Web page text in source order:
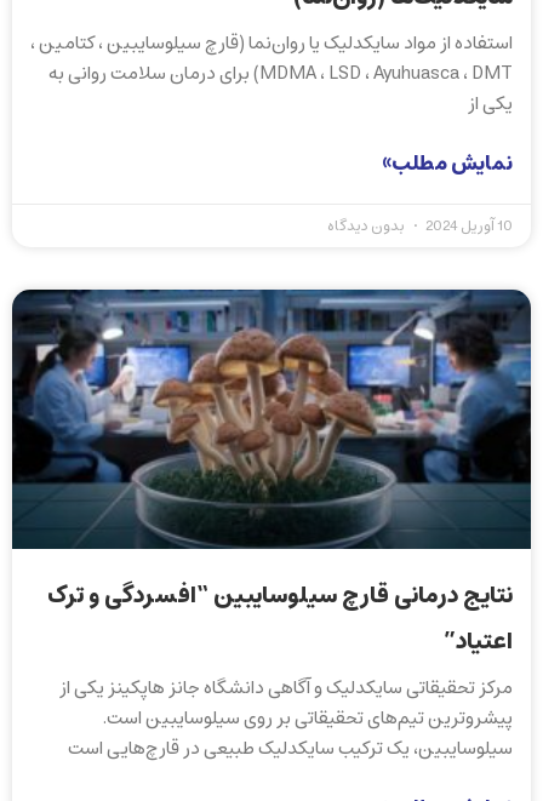
استفاده از مواد سایکدلیک یا روان‌نما (قارچ سیلوسایبین ، کتامین ،
MDMA ، LSD ، Ayuhuasca ، DMT) برای درمان سلامت روانی به
یکی از
نمایش مطلب»
10 آوریل 2024 بدون دیدگاه
نتایج درمانی قارچ سیلوسایبین “افسردگی و ترک
اعتیاد”
مرکز تحقیقاتی سایکدلیک و آگاهی دانشگاه جانز هاپکینز یکی از
پیشروترین تیم‌های تحقیقاتی بر روی سیلوسایبین است.
سیلوسایبین، یک ترکیب سایکدلیک طبیعی در قارچ‌هایی است